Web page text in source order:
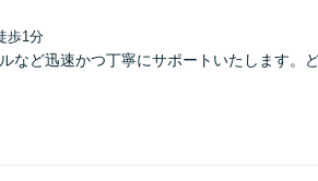
歩1分
など迅速かつ丁寧にサポートいたします。